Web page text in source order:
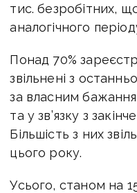
тис. безробітних,
аналогічного
Понад 70%
звільнені з
за власним
та у зв’язку з
Більшість з них
цього року.
Усього, станом на